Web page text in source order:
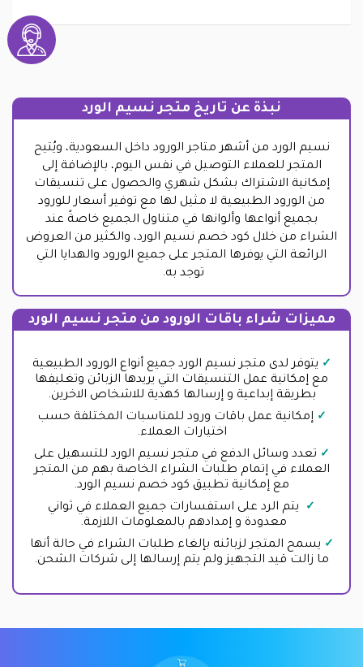
نبذة عن تاريخ متجر نسيم الورد
نسيم الورد من أشهر متاجر الورود داخل السعودية، ويُتيح
المتجر للعملاء التوصيل في نفس اليوم، بالإضافة إلى
إمكانية الاشتراك بشكل شهري والحصول على تنسيقات
من الورود الطبيعية لا مثيل لها مع توفير أسعار للورود
بجميع أنواعها وألوانها في متناول الجميع خاصةً عند
الشراء من خلال كود خصم نسيم الورد، والكثير من العروض
الرائعة التي يوفرها المتجر على جميع الورود والهدايا التي
توجد به.
مميزات شراء باقات الورود من متجر نسيم الورد
يتوفر لدى متجر نسيم الورد جميع أنواع الورود الطبيعية
مع إمكانية عمل التنسيقات التي يريدها الزبائن وتغليفها
بطريقة إبداعية و إرسالها كهدية للاشخاص الاخرين.
إمكانية عمل باقات ورود للمناسبات المختلفة حسب
اختيارات العملاء.
تعدد وسائل الدفع في متجر نسيم الورد للتسهيل على
العملاء في إتمام طلبات الشراء الخاصة بهم من المتجر
مع إمكانية تطبيق كود خصم نسيم الورد.
يتم الرد على استفسارات جميع العملاء في ثواني
معدودة و إمدادهم بالمعلومات اللازمة.
يسمح المتجر لزبائنه بإلغاء طلبات الشراء في حالة أنها
ما زالت قيد التجهيز ولم يتم إرسالها إلى شركات الشحن.